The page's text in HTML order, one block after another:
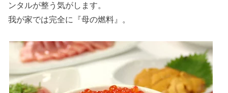
ンタルが整う気がします。
我が家では完全に『母の燃料』。